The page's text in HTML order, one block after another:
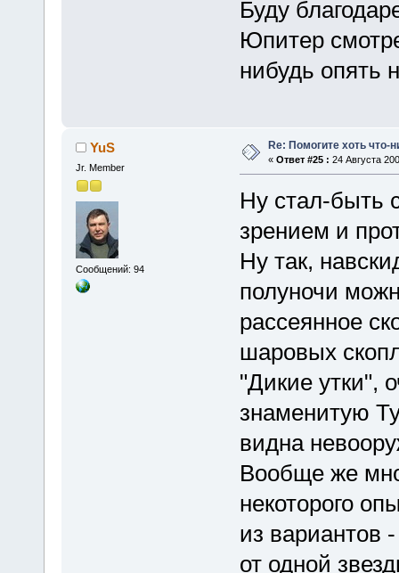
Буду
Юпитер
нибудь опять
YuS
Jr. Member
Сообщений: 94
Re: Помогите хоть что-
« Ответ #25 : 24 Августа
Ну стал-быть
зрением и
Ну так,
полуночи
рассеянное
шаровых
"Дикие утки",
знаменитую
видна
Вообще же
некоторого
из вариантов
от одной